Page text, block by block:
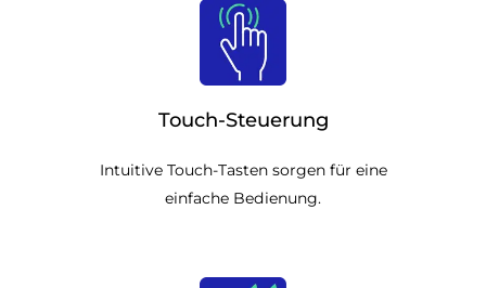
Touch-Steuerung
Intuitive Touch-Tasten sorgen für eine
einfache Bedienung.